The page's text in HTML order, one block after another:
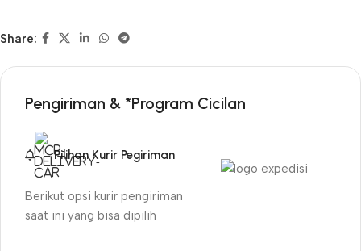
Share:
Pengiriman & *Program Cicilan
Pilihan Kurir Pegiriman
Berikut opsi kurir pengiriman
saat ini yang bisa dipilih